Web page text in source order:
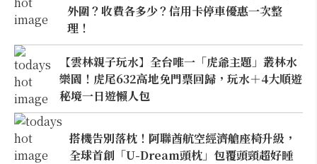
外圍？收費各多少？信用卡停車優惠一次整
理！
【雲林親子玩水】全台唯一「虎爺主題」叢林水
樂園！虎尾632高地免門票回歸，玩水＋4大順遊
秘境一日遊懶人包
搭機告別落枕！阿聯酋航空經濟艙座椅升級，
全球首創「U-Dream頭枕」包覆頭頸超好睡